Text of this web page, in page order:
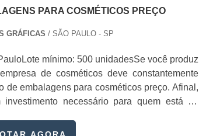
PARA COSMÉTICOS PREÇO
GRÁFICAS / SÃO PAULO - SP
mínimo: 500 unidadesSe você produz
de cosméticos deve constantemente
de embalagens para cosméticos preço. Afinal,
necessário para quem está no
ser apenas um invólucro desses pr...
AGORA